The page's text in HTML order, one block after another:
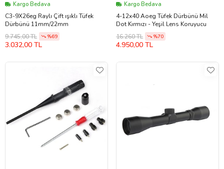
Kargo Bedava
C3-9X26eg Raylı Çift ışıklı Tüfek
Dürbünü 11mm/22mm
9.745,00 TL
%69
3.032,00 TL
Kargo Bedava
4-12x40 Aoeg Tüfek Dürbünü Mil
Dot Kırmızı - Yeşil Lens Koruyucu
16.260 TL
%70
4.950,00 TL